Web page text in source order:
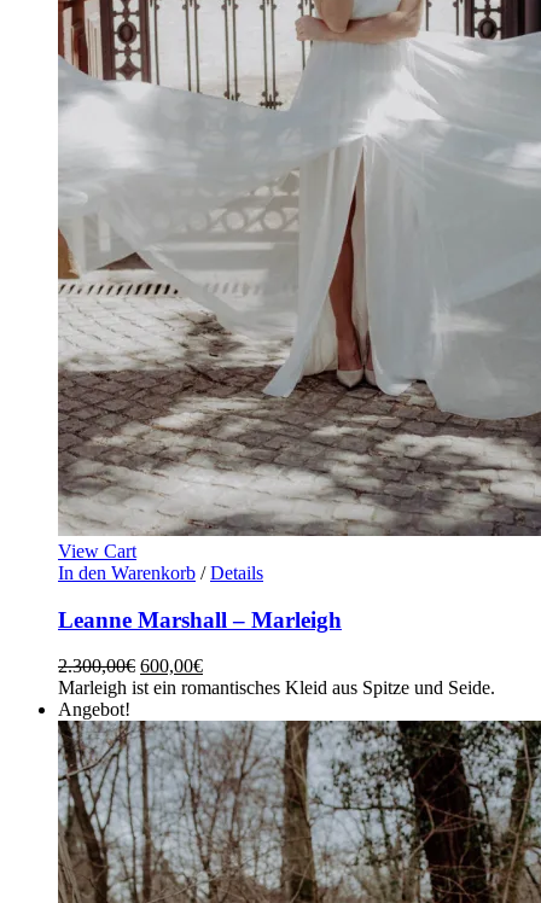
View Cart
In den Warenkorb / Details
Leanne Marshall – Marleigh
2.300,00€ 600,00€
Marleigh ist ein romantisches Kleid aus Spitze und Seide.
Angebot!